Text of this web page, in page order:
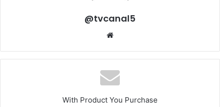
@tvcanal5
With Product You Purchase